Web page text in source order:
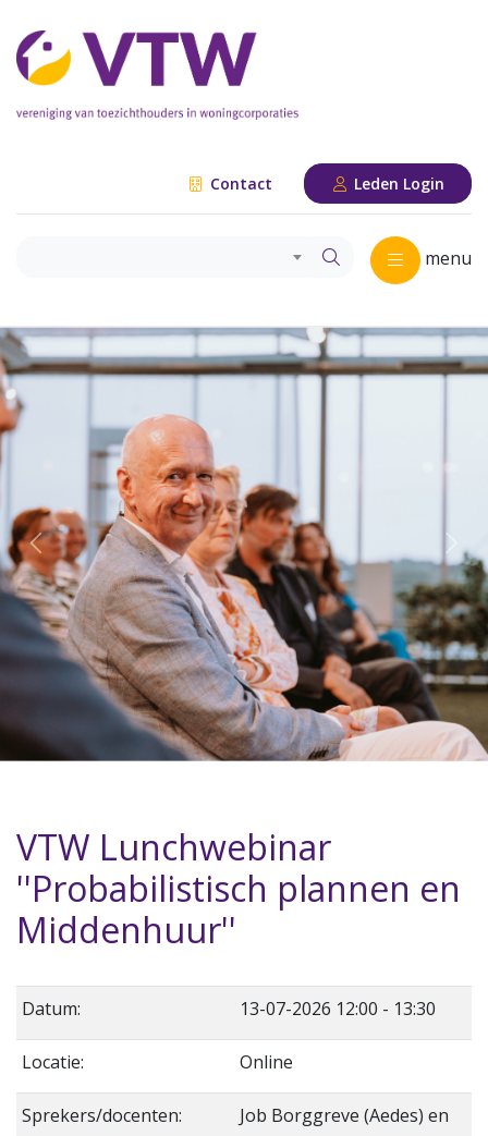
Contact Leden Login
menu
VTW Lunchwebinar
''Probabilistisch plannen en
Middenhuur''
Datum: 13-07-2026 12:00 - 13:30
Locatie: Online
Sprekers/docenten:
Job Borggreve (Aedes) en